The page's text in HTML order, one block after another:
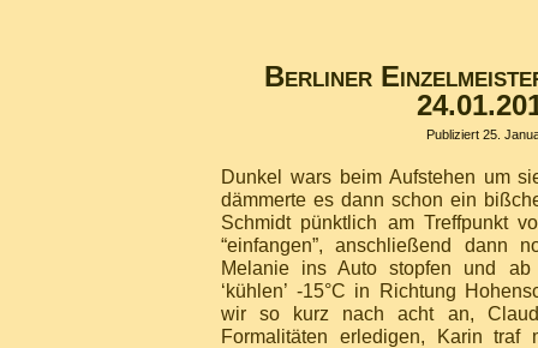
Berliner
Publiziert 25.
Dunkel wars beim Aufstehen um
dämmerte es dann schon ein
Schmidt pünktlich am Treffpunkt
“einfangen”, anschließend dann
Melanie ins Auto stopfen und
‘kühlen’ -15°C in Richtung
wir so kurz nach acht an,
Formalitäten erledigen, Karin